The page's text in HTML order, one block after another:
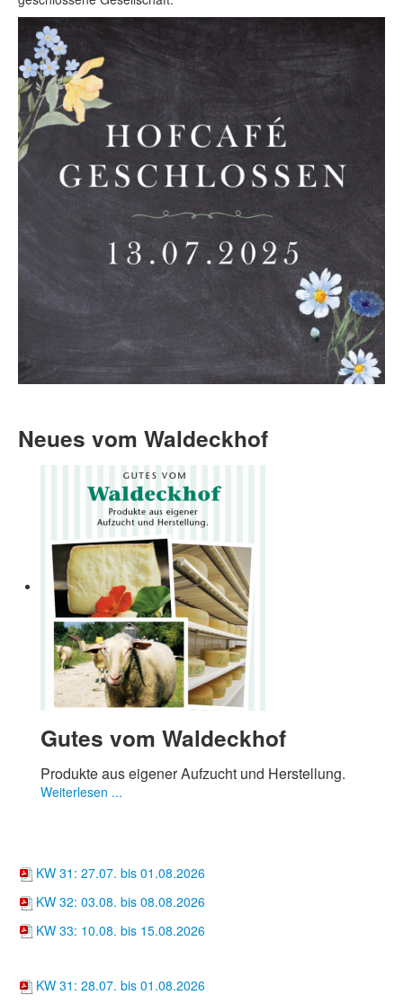
Neues vom Waldeckhof
Gutes vom Waldeckhof
Produkte aus eigener Aufzucht und Herstellung.
Weiterlesen ...
KW 31: 27.07. bis 01.08.2026
KW 32: 03.08. bis 08.08.2026
KW 33: 10.08. bis 15.08.2026
KW 31: 28.07. bis 01.08.2026